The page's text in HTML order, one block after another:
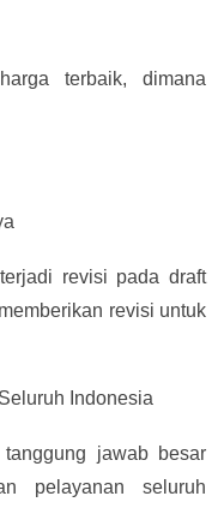
terbaik, dimana
revisi pada draft
revisi untuk
Indonesia
jawab besar
pelayanan seluruh